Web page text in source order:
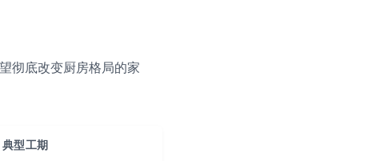
彻底改变厨房格局的家
典型工期